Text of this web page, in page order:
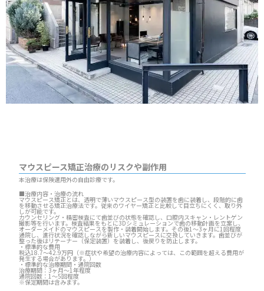
マウスピース矯正治療のリスクや副作用
本治療は保険適用外の自由診療です。
■治療内容・治療の流れ
マウスピース矯正とは、透明で薄いマウスピース型の装置を歯に装着し、段階的に歯
を移動させる矯正治療法です。従来のワイヤー矯正と比較して目立ちにくく、取り外
しが可能です。
カウンセリング・精密検査にて歯並びの状態を確認し、口腔内スキャン・レントゲン
撮影等を行います。検査結果をもとに3Dシミュレーションで歯の移動計画を立案し、
オーダーメイドのマウスピースを製作・装着開始します。その後1～3ヶ月に1回程度
通院し、進行状況を確認しながら新しいマウスピースに交換していきます。歯並びが
整った後はリテーナー（保定装置）を装着し、後戻りを防止します。
・標準的な費用
税込18.7～42.9万円（※症状や希望の治療内容によっては、この範囲を超える費用が
発生する場合があります。）
・標準的な治療期間・通院回数
治療期間：3ヶ月～1年程度
通院回数：1～5回程度
※保定期間は含みます。